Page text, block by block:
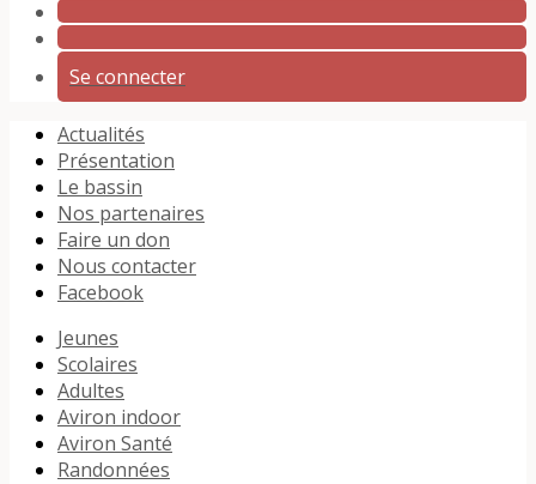
Se connecter
Actualités
Présentation
Le bassin
Nos partenaires
Faire un don
Nous contacter
Facebook
Jeunes
Scolaires
Adultes
Aviron indoor
Aviron Santé
Randonnées